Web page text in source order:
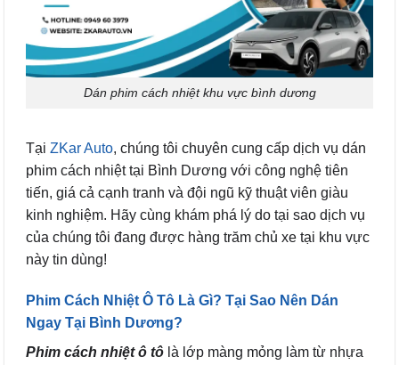
Dán phim cách nhiệt khu vực bình dương
Tại ZKar Auto, chúng tôi chuyên cung cấp dịch vụ dán
phim cách nhiệt tại Bình Dương với công nghệ tiên
tiến, giá cả cạnh tranh và đội ngũ kỹ thuật viên giàu
kinh nghiệm. Hãy cùng khám phá lý do tại sao dịch vụ
của chúng tôi đang được hàng trăm chủ xe tại khu vực
này tin dùng!
Phim Cách Nhiệt Ô Tô Là Gì? Tại Sao Nên Dán
Ngay Tại Bình Dương?
Phim cách nhiệt ô tô là lớp màng mỏng làm từ nhựa